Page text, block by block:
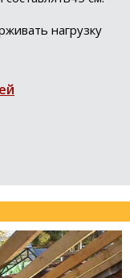
нагрузку